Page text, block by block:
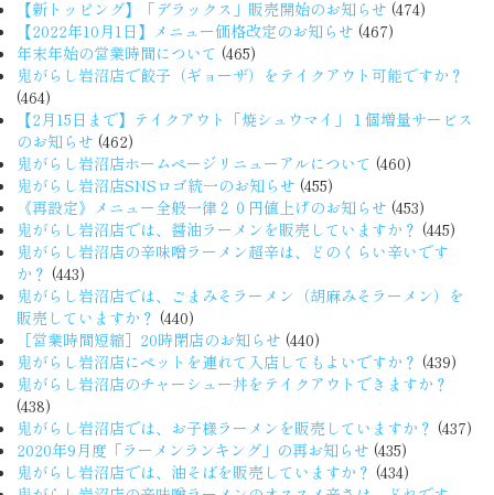
【新トッピング】「デラックス」販売開始のお知らせ (474)
【2022年10月1日】メニュー価格改定のお知らせ (467)
年末年始の営業時間について (465)
鬼がらし岩沼店で餃子（ギョーザ）をテイクアウト可能ですか？
(464)
【2月15日まで】テイクアウト「焼シュウマイ」１個増量サービス
のお知らせ (462)
鬼がらし岩沼店ホームページリニューアルについて (460)
鬼がらし岩沼店SNSロゴ統一のお知らせ (455)
《再設定》メニュー全般一律２０円値上げのお知らせ (453)
鬼がらし岩沼店では、醤油ラーメンを販売していますか？ (445)
鬼がらし岩沼店の辛味噌ラーメン超辛は、どのくらい辛いです
か？ (443)
鬼がらし岩沼店では、ごまみそラーメン（胡麻みそラーメン）を
販売していますか？ (440)
［営業時間短縮］20時閉店のお知らせ (440)
鬼がらし岩沼店にペットを連れて入店してもよいですか？ (439)
鬼がらし岩沼店のチャーシュー丼をテイクアウトできますか？
(438)
鬼がらし岩沼店では、お子様ラーメンを販売していますか？ (437)
2020年9月度「ラーメンランキング」の再お知らせ (435)
鬼がらし岩沼店では、油そばを販売していますか？ (434)